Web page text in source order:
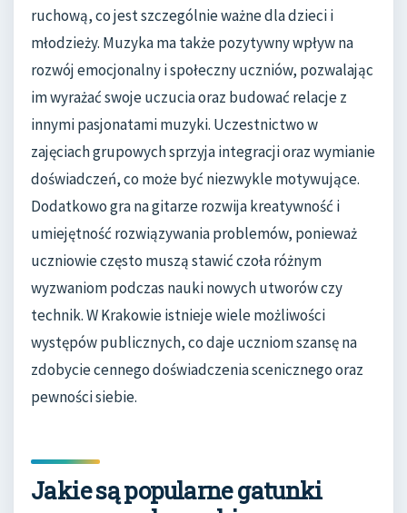
ruchową, co jest szczególnie ważne dla dzieci i
młodzieży. Muzyka ma także pozytywny wpływ na
rozwój emocjonalny i społeczny uczniów, pozwalając
im wyrażać swoje uczucia oraz budować relacje z
innymi pasjonatami muzyki. Uczestnictwo w
zajęciach grupowych sprzyja integracji oraz wymianie
doświadczeń, co może być niezwykle motywujące.
Dodatkowo gra na gitarze rozwija kreatywność i
umiejętność rozwiązywania problemów, ponieważ
uczniowie często muszą stawić czoła różnym
wyzwaniom podczas nauki nowych utworów czy
technik. W Krakowie istnieje wiele możliwości
występów publicznych, co daje uczniom szansę na
zdobycie cennego doświadczenia scenicznego oraz
pewności siebie.
Jakie są popularne gatunki